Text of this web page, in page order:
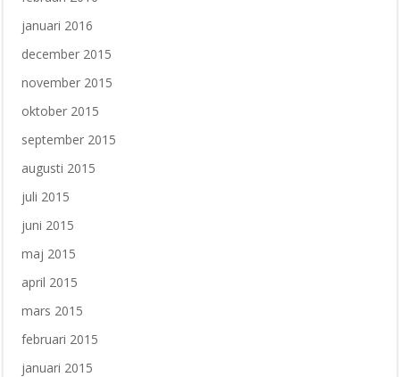
januari 2016
december 2015
november 2015
oktober 2015
september 2015
augusti 2015
juli 2015
juni 2015
maj 2015
april 2015
mars 2015
februari 2015
januari 2015